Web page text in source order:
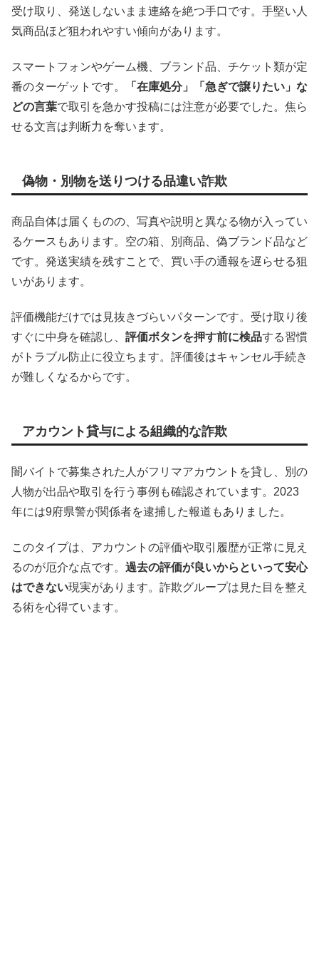
受け取り、発送しないまま連絡を絶つ手口です。手堅い人
気商品ほど狙われやすい傾向があります。
スマートフォンやゲーム機、ブランド品、チケット類が定
番のターゲットです。
「在庫処分」「急ぎで譲りたい」な
どの言葉で取引を急かす投稿には注意が必要でした。焦ら
せる文言は判断力を奪います。
偽物・別物を送りつける品違い詐欺
商品自体は届くものの、写真や説明と異なる物が入ってい
るケースもあります。空の箱、別商品、偽ブランド品など
です。発送実績を残すことで、買い手の通報を遅らせる狙
いがあります。
評価機能だけでは見抜きづらいパターンです。受け取り後
すぐに中身を確認し、 評価ボタンを押す前に検品する習慣
がトラブル防止に役立ちます。評価後はキャンセル手続き
が難しくなるからです。
アカウント貸与による組織的な詐欺
闇バイトで募集された人がフリマアカウントを貸し、別の
人物が出品や取引を行う事例も確認されています。2023
年には9府県警が関係者を逮捕した報道もありました。
このタイプは、アカウントの評価や取引履歴が正常に見え
るのが厄介な点です。 過去の評価が良いからといって安心
はできない現実があります。詐欺グループは見た目を整え
る術を心得ています。